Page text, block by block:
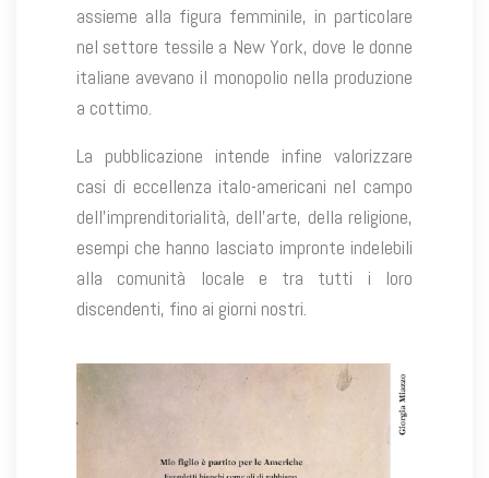
assieme alla figura femminile, in particolare
nel settore tessile a New York, dove le donne
italiane avevano il monopolio nella produzione
a cottimo.
La pubblicazione intende infine valorizzare
casi di eccellenza italo-americani nel campo
dell’imprenditorialità, dell’arte, della religione,
esempi che hanno lasciato impronte indelebili
alla comunità locale e tra tutti i loro
discendenti, fino ai giorni nostri.